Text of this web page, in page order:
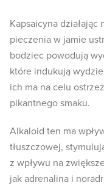
Kapsaicyna
pieczenia w jamie
bodziec powodują
które indukują
ich ma na celu
pikantnego smaku.
Alkaloid ten ma
tłuszczowej,
z wpływu na
jak adrenalina i